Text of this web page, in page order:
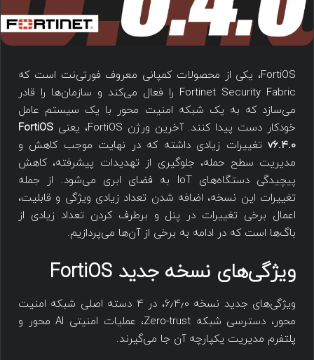
FortiOS، یکی از محصولات کمپانی معروف فورتی‌نت است که
Fortinet Security Fabric را فعال می‌کند و سازمان‌ها را قادر
می‌سازد که به یک شبکه امنیت محور با یک سیستم عامل
خودکار دست پیدا کنند. آخرین ورژن FortiOS، یعنی
FortiOS
v6.4.0 تغییرات زیادی داشته که در نهایت موجب کاهش و
مدیریت سطح حمله، جلوگیری از تهدیدات پیشرفته، کاهش
پیچیدگی دستگاه‌های IoT به فضای ابری می‌شود. از جمله
تغییرات این نسخه، اضافه شدن تعداد زیادی ویژگی و قابلیت،
اعمال برخی تغییرات در پنل و برطرف کردن تعداد زیادی از
باگ‌ها است که در ادامه به برخی از آن‌ها می‌پردازیم.
ویژگی‌های نسخه جدید FortiOS
ویژگی‌های جدید نسخه ۶٫۴٫۰، در ۴ دسته اصلی شبکه امنیت
محور، دسترسی شبکه Zero-trust، عملیات امنیتی Al محور و
پلتفرم مدیریت یکپارچه آن جا می‌گیرند.